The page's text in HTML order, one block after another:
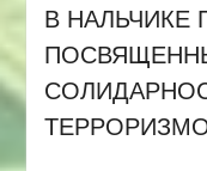
В НАЛЬЧИКЕ